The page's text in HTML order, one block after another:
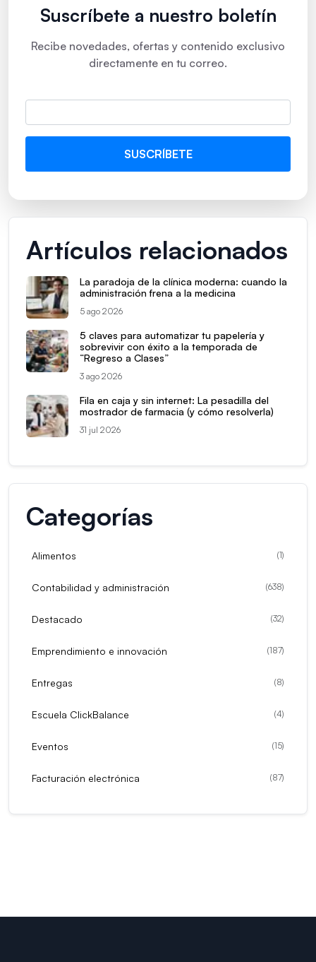
Suscríbete a nuestro boletín
Recibe novedades, ofertas y contenido exclusivo
directamente en tu correo.
Artículos relacionados
La paradoja de la clínica moderna: cuando la
administración frena a la medicina
5 ago 2026
5 claves para automatizar tu papelería y
sobrevivir con éxito a la temporada de
“Regreso a Clases”
3 ago 2026
Fila en caja y sin internet: La pesadilla del
mostrador de farmacia (y cómo resolverla)
31 jul 2026
Categorías
Alimentos (1)
Contabilidad y administración (638)
Destacado (32)
Emprendimiento e innovación (187)
Entregas (8)
Escuela ClickBalance (4)
Eventos (15)
Facturación electrónica (87)